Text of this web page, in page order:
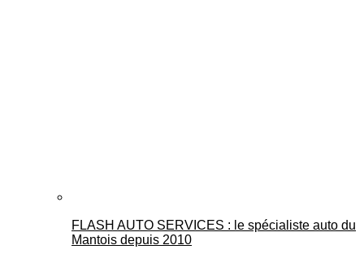
FLASH AUTO SERVICES : le spécialiste auto du
Mantois depuis 2010